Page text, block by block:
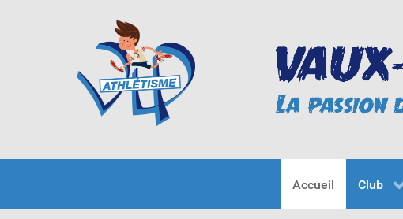
Accueil Club